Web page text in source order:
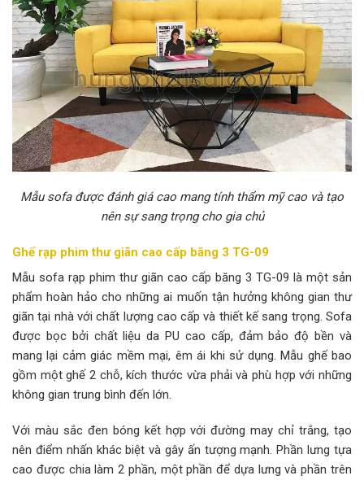
Mẫu sofa được đánh giá cao mang tính thẩm mỹ cao và tạo
nên sự sang trọng cho gia chủ
Ghế rạp phim thư giãn cao cấp băng 3 TG-09
Mẫu sofa rạp phim thư giãn cao cấp băng 3 TG-09 là một sản
phẩm hoàn hảo cho những ai muốn tận hưởng không gian thư
giãn tại nhà với chất lượng cao cấp và thiết kế sang trọng. Sofa
được bọc bởi chất liệu da PU cao cấp, đảm bảo độ bền và
mang lại cảm giác mềm mại, êm ái khi sử dụng. Mẫu ghế bao
gồm một ghế 2 chỗ, kích thước vừa phải và phù hợp với những
không gian trung bình đến lớn.
Với màu sắc đen bóng kết hợp với đường may chỉ trắng, tạo
nên điểm nhấn khác biệt và gây ấn tượng mạnh. Phần lưng tựa
cao được chia làm 2 phần, một phần để dựa lưng và phần trên